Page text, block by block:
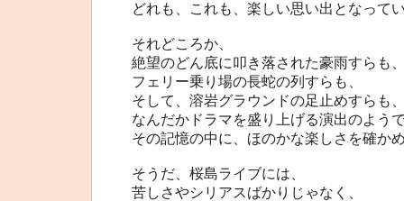
どれも、これも、楽しい思い出となって
それどころか、
絶望のどん底に叩き落された豪雨すらも
フェリー乗り場の長蛇の列すらも、
そして、溶岩グラウンドの足止めすらも
なんだかドラマを盛り上げる演出のよう
その記憶の中に、ほのかな楽しさを確か
そうだ、桜島ライブには、
苦しさやシリアスばかりじゃなく、